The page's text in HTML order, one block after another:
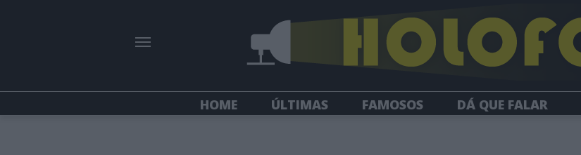
HOME ÚLTIMAS FAMOSOS DÁ QUE FALAR